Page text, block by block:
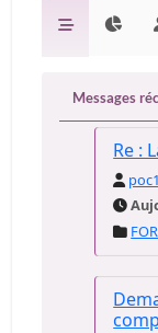
Messages
Re :